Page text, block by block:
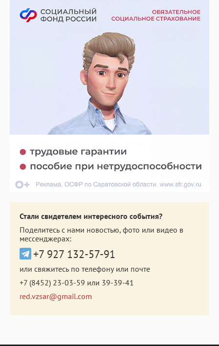
Стали свидетелем интересного события?
Поделитесь с нами новостью, фото или видео в
мессенджерах:
+7 927 132-57-91
или свяжитесь по телефону или почте
+7 (8452) 23-03-59 или 39-39-41
red.vzsar@gmail.com